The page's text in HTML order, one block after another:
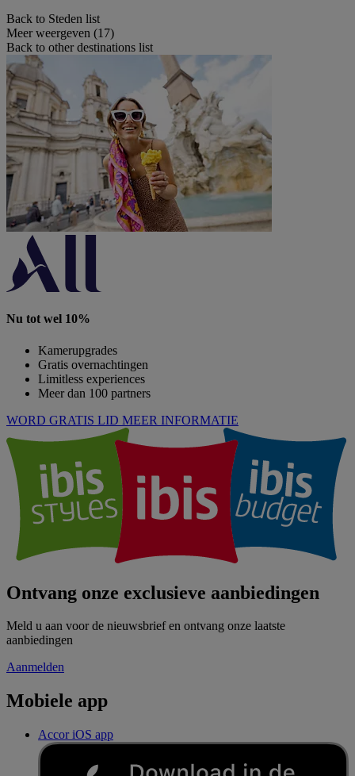
Back to Steden list
Meer weergeven (17)
Back to other destinations list
Nu tot wel 10%
Kamerupgrades
Gratis overnachtingen
Limitless experiences
Meer dan 100 partners
WORD GRATIS LID MEER INFORMATIE
Ontvang onze exclusieve aanbiedingen
Meld u aan voor de nieuwsbrief en ontvang onze laatste
aanbiedingen
Aanmelden
Mobiele app
Accor iOS app